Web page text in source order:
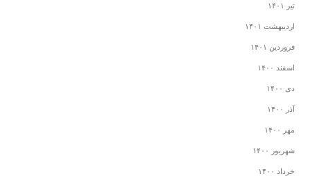
تیر ۱۴۰۱
اردیبهشت ۱۴۰۱
فروردین ۱۴۰۱
اسفند ۱۴۰۰
دی ۱۴۰۰
آذر ۱۴۰۰
مهر ۱۴۰۰
شهریور ۱۴۰۰
خرداد ۱۴۰۰